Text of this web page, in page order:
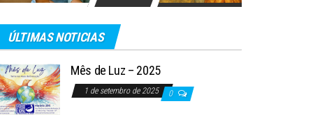
ÚLTIMAS NOTICIAS
Mês de Luz – 2025
1 de setembro de 2025 0